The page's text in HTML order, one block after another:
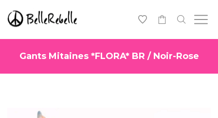
Gants Mitaines *FLORA* BR / Noir-Rose